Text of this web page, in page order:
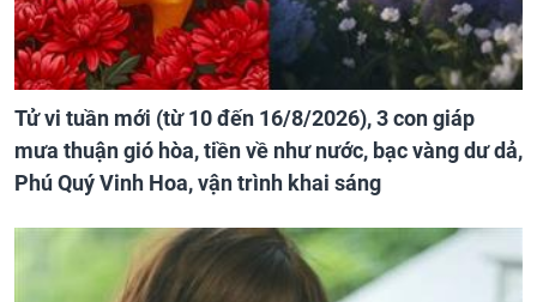
Tử vi tuần mới (từ 10 đến 16/8/2026), 3 con giáp
mưa thuận gió hòa, tiền về như nước, bạc vàng dư dả,
Phú Quý Vinh Hoa, vận trình khai sáng